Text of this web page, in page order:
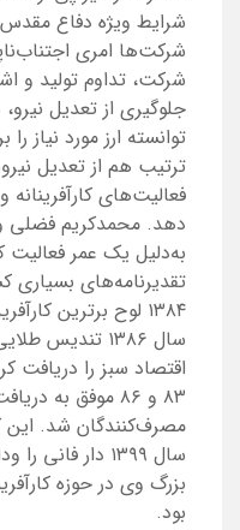
شرایط ویژه دفاع
شرکت‌ها امری
شرکت، تداوم تولید و
جلوگیری از تعدیل
توانسته ارز مورد نیاز
ترتیب هم از تعدیل
فعالیت‌های
دهد. محمدکریم فضلی
به‌دلیل یک عمر فعالیت
تقدیرنامه‌های
۱۳۸۴ لوح برترین
سال ۱۳۸۶
اقتصاد سبز را دریافت
۸۳ و ۸۶ موفق به
سال ۱۳۹۹ دار
بزرگ وی در حوزه
بود.